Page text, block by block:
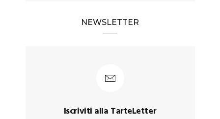
NEWSLETTER
Iscriviti alla TarteLetter